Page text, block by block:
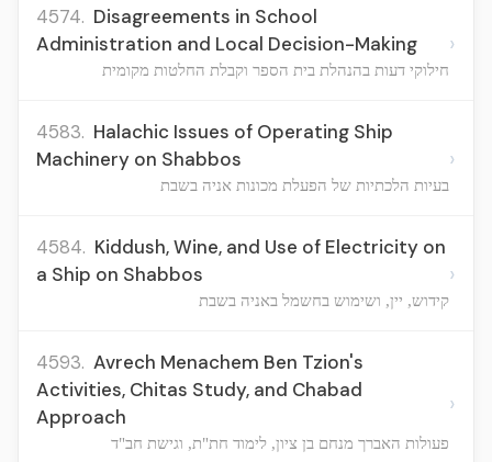
4574. Disagreements in School
Administration and Local Decision-Making
חילוקי דעות בהנהלת בית הספר וקבלת החלטות מקומית
›
4583. Halachic Issues of Operating Ship
Machinery on Shabbos
בעיות הלכתיות של הפעלת מכונות אניה בשבת
›
4584. Kiddush, Wine, and Use of Electricity on
a Ship on Shabbos
קידוש, יין, ושימוש בחשמל באניה בשבת
›
4593. Avrech Menachem Ben Tzion's
Activities, Chitas Study, and Chabad
Approach
פעולות האברך מנחם בן ציון, לימוד חת"ת, וגישת חב"ד
›